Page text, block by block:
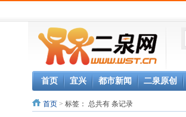
首页 宜兴 都市新闻 二泉原创
首页 > 标签： 总共有 条记录